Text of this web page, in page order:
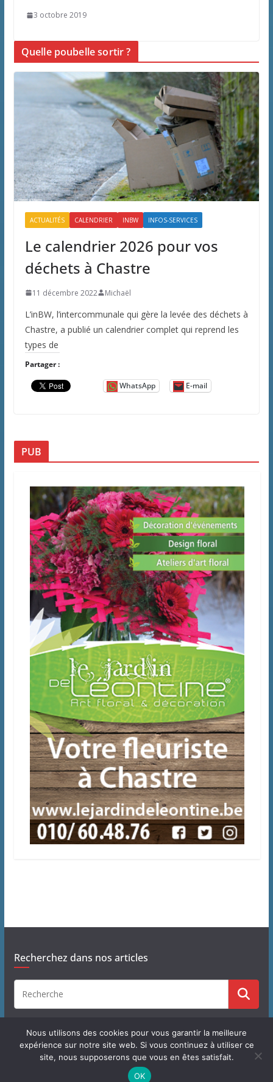
3 octobre 2019
Quelle poubelle sortir ?
ACTUALITÉS CALENDRIER INBW INFOS-SERVICES
Le calendrier 2026 pour vos
déchets à Chastre
11 décembre 2022 Michaël
L’inBW, l’intercommunale qui gère la levée des déchets à
Chastre, a publié un calendrier complet qui reprend les
types de
Partager :
WhatsApp E-mail
PUB
Recherchez dans nos articles
Copyright © 2026 J'habite à Chastre
Nous utilisons des cookies pour vous garantir la meilleure
expérience sur notre site web. Si vous continuez à utiliser ce
site, nous supposerons que vous en êtes satisfait.
OK